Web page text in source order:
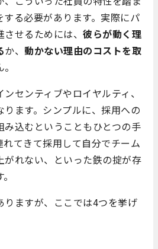
する必要があります。実際にパ
せるためには、 彼らが動く理
か、 動かない理由のコストを取
センティブやロイヤルティ、
ります。シンプルに、採用への
込むということもひとつの手
てきて採用して自分でチーム
がれない、といった鉄の掟が存
りますが、ここでは4つを挙げ